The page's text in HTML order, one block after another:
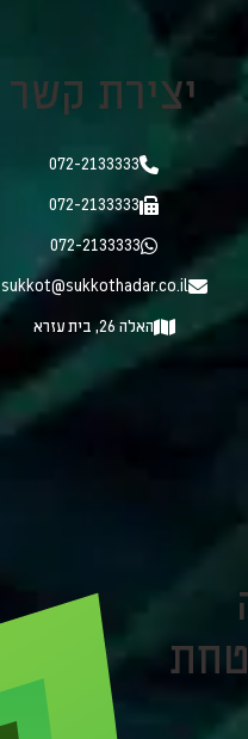
יצירת קשר
072-2133333
072-2133333
072-2133333
sukkot@sukkothadar.co.il
האלה 26, בית עזרא